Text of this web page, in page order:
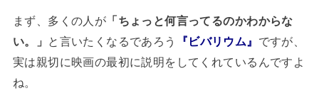
まず、多くの人が 「ちょっと何言ってるのかわからな
い。」
と言いたくなるであろう 『ビバリウム』 ですが、
実は親切に映画の最初に説明をしてくれているんですよ
ね。